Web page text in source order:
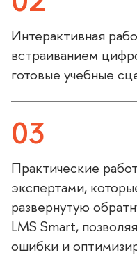
Интерактивная
страиванием
отовые учебные
03
Практические
экспертами,
развернутую
LMS Smart,
ошибки и